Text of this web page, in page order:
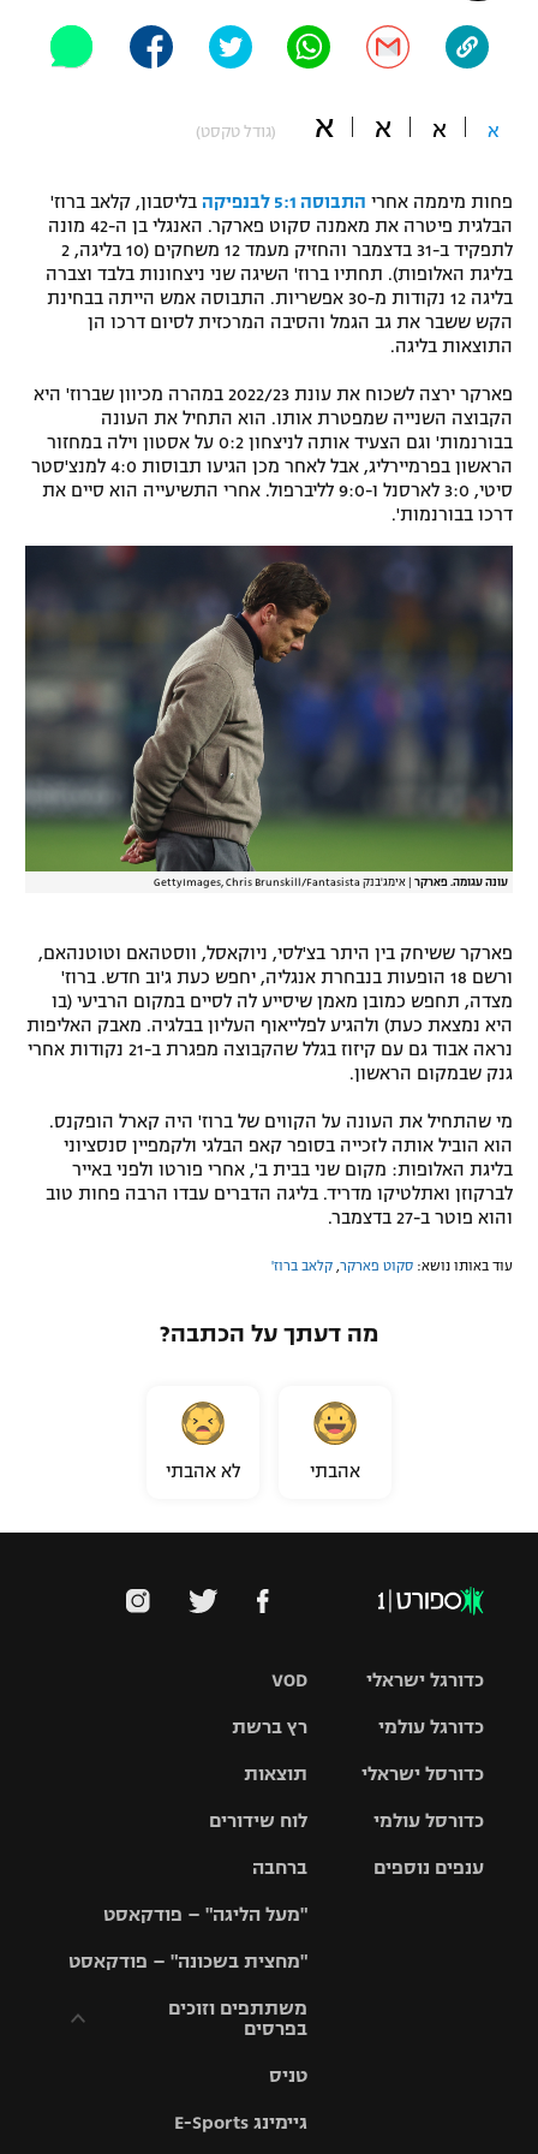
"מחצית בשכונה" – פודקאסט
משתתפים וזוכים בפרסים
תקנון עבור פעילות אלקטרה
תקנון עבור פעילות ספורט 1 – "מרלן"
טניס
גיימינג E-Sports
תנאי שימוש
מדיניות פרטיות
תקנון פעילות ספורט 1
רשיון להקרנה פומבית לבית עסק
הצטרפות לחבילת הערוצים
המגזין
אופניים
פוטבול אמריקאי NFL
בייסבול MLB
ספורט אתגרי ואקסטרים
אומנויות לחימה
גיימינג E-Sports
א א א א (גודל טקסט)
פחות מיממה אחרי התבוסה 5:1 לבנפיקה
בליסבון, קלאב ברוז'
הבלגית פיטרה את מאמנה סקוט פארקר. האנגלי בן ה-42 מונה
לתפקיד ב-31 בדצמבר והחזיק מעמד 12 משחקים (10 בליגה, 2
בליגת האלופות). תחתיו ברוז' השיגה שני ניצחונות בלבד וצברה
בליגה 12 נקודות מ-30 אפשריות. התבוסה אמש הייתה בבחינת
הקש ששבר את גב הגמל והסיבה המרכזית לסיום דרכו הן
התוצאות בליגה.
פארקר ירצה לשכוח את עונת 2022/23 במהרה מכיוון שברוז' היא
הקבוצה השנייה שמפטרת אותו. הוא התחיל את העונה
בבורנמות' וגם הצעיד אותה לניצחון 0:2 על אסטון וילה במחזור
הראשון בפרמיירליג, אבל לאחר מכן הגיעו תבוסות 4:0 למנצ'סטר
סיטי, 3:0 לארסנל ו-9:0 לליברפול. אחרי התשיעייה הוא סיים את
דרכו בבורנמות'.
עונה עגומה. פארקר אימג'בנק GettyImages, Chris Brunskill/Fantasista
פארקר ששיחק בין היתר בצ'לסי, ניוקאסל, ווסטהאם וטוטנהאם,
ורשם 18 הופעות בנבחרת אנגליה, יחפש כעת ג'וב חדש. ברוז'
מצדה, תחפש כמובן מאמן שיסייע לה לסיים במקום הרביעי (בו
היא נמצאת כעת) ולהגיע לפלייאוף העליון בבלגיה. מאבק האליפות
נראה אבוד גם עם קיזוז בגלל שהקבוצה מפגרת ב-21 נקודות אחרי
גנק שבמקום הראשון.
מי שהתחיל את העונה על הקווים של ברוז' היה קארל הופקנס.
הוא הוביל אותה לזכייה בסופר קאפ הבלגי ולקמפיין סנסציוני
בליגת האלופות: מקום שני בבית ב', אחרי פורטו ולפני באייר
לברקוזן ואתלטיקו מדריד. בליגה הדברים עבדו הרבה פחות טוב
והוא פוטר ב-27 בדצמבר.
עוד באותו נושא: סקוט פארקר קלאב ברוז'
מה דעתך על הכתבה?
אהבתי לא אהבתי
VOD
רץ ברשת
תוצאות
לוח שידורים
ברחבה
"מעל הליגה" – פודקאסט
"מחצית בשכונה" – פודקאסט
משתתפים וזוכים
בפרסים
וזוכים בפרסים
טניס
גיימינג E-Sports
כדורגל ישראלי
גביע הטוטו
כדורגל עולמי
האלופות
ליגה
כדורסל ישראלי
סל
כדורסל עולמי
ענפים נוספים